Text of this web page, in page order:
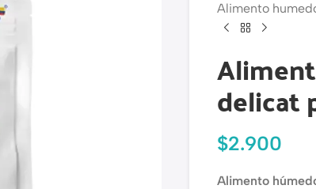
Alimento
delicat
$2.900
Alimento